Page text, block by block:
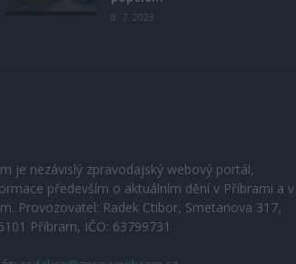
8. 7. 2023
je nezávislý zpravodajský webový portál,
především o aktuálním dění v Příbrami a v
Provozovatel: Radek Ctibor, Smetanova 317,
Příbram, IČO: 63799731